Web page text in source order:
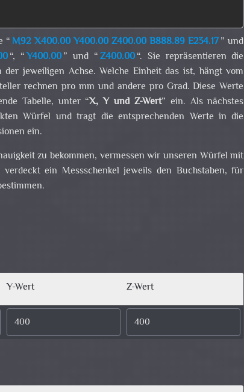
“ M92 X400.00 Y400.00 Z400.00 B888.89 E234.17” und
“, “Y400.00” und “Z400.00“. Sie repräsentieren die
jeweiligen Achse. Welche Einheit das ist, hängt vom
rechnen pro mm und andere pro Grad. Diese Werte
Tabelle, unter “X, Y und Z-Wert” ein. Als nächstes
Würfel und tragt die entsprechenden Werte in die
ein.
zu bekommen, vermessen wir unseren Würfel mit
verdeckt ein Messschenkel jeweils den Buchstaben, für
Y-Wert Z-Wert